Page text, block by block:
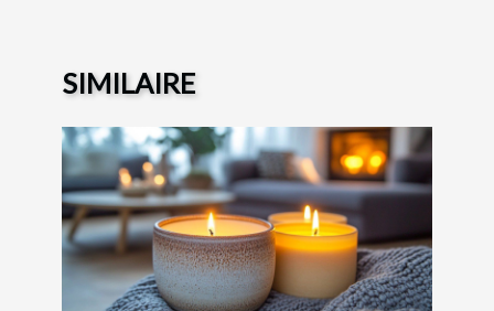
SIMILAIRE